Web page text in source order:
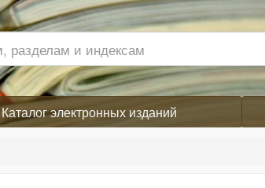
Каталог электронных изданий